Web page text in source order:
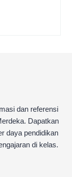
dan referensi
Dapatkan
daya pendidikan
di kelas.